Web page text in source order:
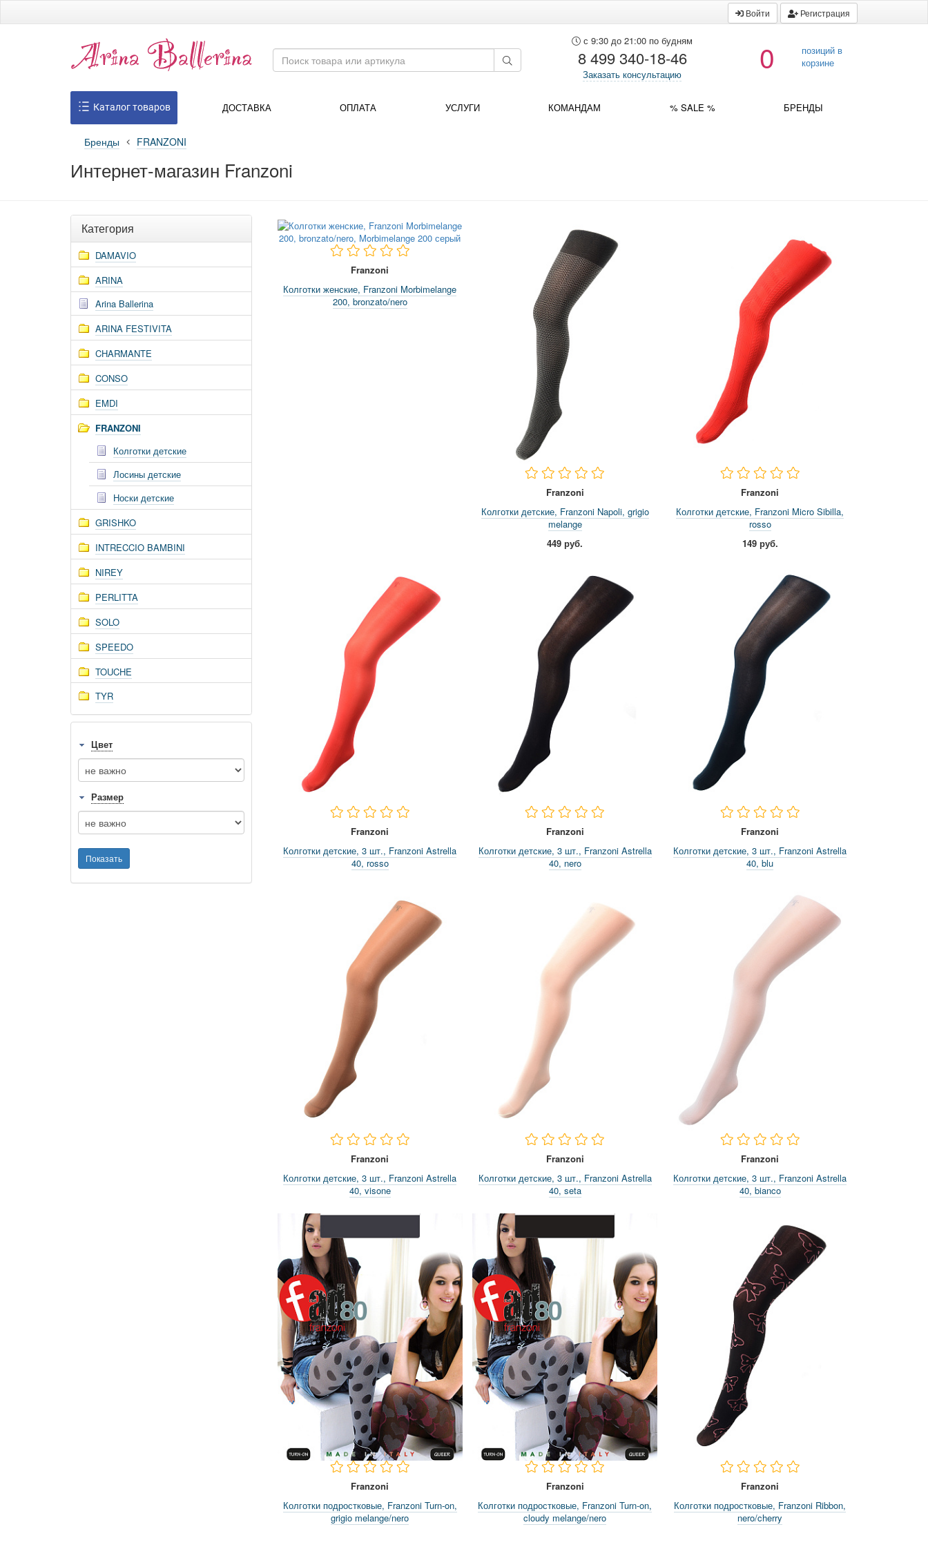
Войти Регистрация
с 9:30 до 21:00 по будням
8 499 340-18-46
Заказать консультацию 0
позиций в
корзине
Каталог товаров ДОСТАВКА ОПЛАТА УСЛУГИ КОМАНДАМ % SALE % БРЕНДЫ
Бренды FRANZONI
Интернет-магазин Franzoni
Категория
DAMAVIO
ARINA
Arina Ballerina
ARINA FESTIVITA
CHARMANTE
CONSO
EMDI
FRANZONI
Колготки детские
Лосины детские
Носки детские
GRISHKO
INTRECCIO BAMBINI
NIREY
PERLITTA
SOLO
SPEEDO
TOUCHE
TYR
Цвет
Размер
Franzoni
Колготки женские, Franzoni Morbimelange
200, bronzato/nero
Franzoni
Колготки детские, Franzoni Napoli, grigio
melange
449 руб.
Franzoni
Колготки детские, Franzoni Micro Sibilla,
rosso
149 руб.
Franzoni
Колготки детские, 3 шт., Franzoni Astrella
40, rosso
Franzoni
Колготки детские, 3 шт., Franzoni Astrella
40, nero
Franzoni
Колготки детские, 3 шт., Franzoni Astrella
40, blu
Franzoni
Колготки детские, 3 шт., Franzoni Astrella
40, visone
Franzoni
Колготки детские, 3 шт., Franzoni Astrella
40, seta
Franzoni
Колготки детские, 3 шт., Franzoni Astrella
40, bianco
Franzoni
Колготки подростковые, Franzoni Turn-on,
grigio melange/nero
Franzoni
Колготки подростковые, Franzoni Turn-on,
cloudy melange/nero
Franzoni
Колготки подростковые, Franzoni Ribbon,
nero/cherry